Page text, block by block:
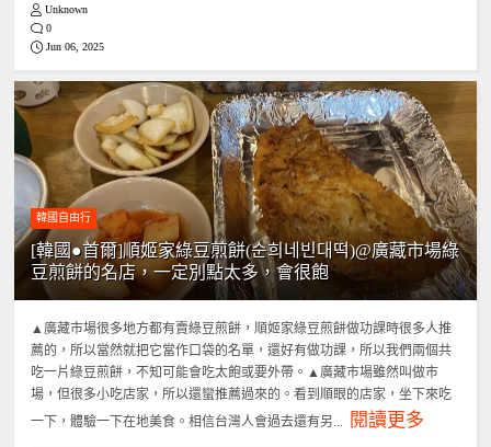
Unknown
0
Jun 06, 2025
韓國自由行
[韓國●首爾]順姬家綠豆煎餅(순희네빈대떡)@廣藏市場綠
豆煎餅的名店，一定別點太多，會很飽
▲廣藏市場很多地方都有賣綠豆煎餅，順姬家綠豆煎餅做功課時很多人推
薦的，所以當然就把它當作口袋的名單，還好有做功課，所以我們兩個共
吃一片綠豆煎餅，不知可能會吃太飽或要外帶。▲廣藏市場雖然叫做市
場，但很多小吃店家，所以還蠻推薦過來的。看到順眼的店家，坐下來吃
一下，體驗一下在地美食。相信台灣人會過去還有另...
閱讀更多